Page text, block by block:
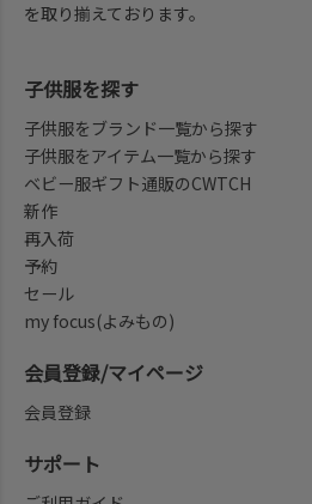
を取り揃えております。
子供服を探す
子供服をブランド一覧から探す
子供服をアイテム一覧から探す
ベビー服ギフト通販のCWTCH
新作
再入荷
予約
セール
my focus(よみもの)
会員登録/マイページ
会員登録
サポート